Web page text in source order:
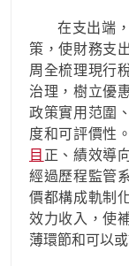
在支出端
策，使財務支
周全梳理現行
治理，樹立優
政策實用范圍
度和可評價性
目 正、績效導
經過歷程監管
價都構成軌制
效力收入，使
薄環節和可以